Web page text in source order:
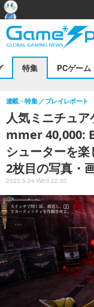
特集 PCゲーム
人気ミニチュ
mmer 40,000:
シューターを楽
2枚目の写真・
連載・特集 プレイレポート
2023.5.24 Wed 22:00